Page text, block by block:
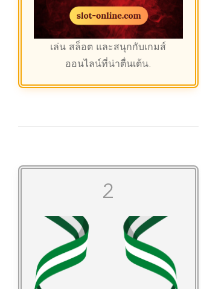
เล่น สล็อต และสนุกกับเกมส์
ออนไลน์ที่น่าตื่นเต้น.